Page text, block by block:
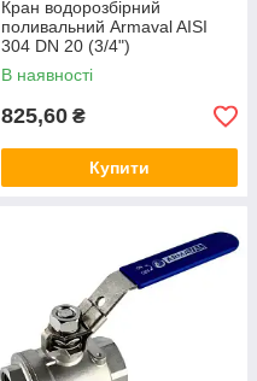
Кран водорозбірний
поливальний Armaval AISI
304 DN 20 (3/4")
В наявності
825,60 ₴
Купити